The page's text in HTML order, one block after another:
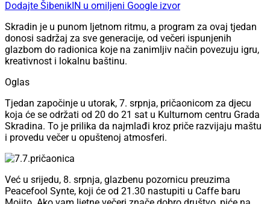
Dodajte ŠibenikIN u omiljeni Google izvor
Skradin je u punom ljetnom ritmu, a program za ovaj tjedan
donosi sadržaj za sve generacije, od večeri ispunjenih
glazbom do radionica koje na zanimljiv način povezuju igru,
kreativnost i lokalnu baštinu.
Oglas
Tjedan započinje u utorak, 7. srpnja, pričaonicom za djecu
koja će se održati od 20 do 21 sat u Kulturnom centru Grada
Skradina. To je prilika da najmlađi kroz priče razvijaju maštu
i provedu večer u opuštenoj atmosferi.
Već u srijedu, 8. srpnja, glazbenu pozornicu preuzima
Peacefool Synte, koji će od 21.30 nastupiti u Caffe baru